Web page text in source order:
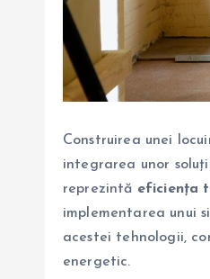
Construirea unei
integrarea unor
reprezintă eficiența
implementarea unui
acestei tehnologii,
energetic.